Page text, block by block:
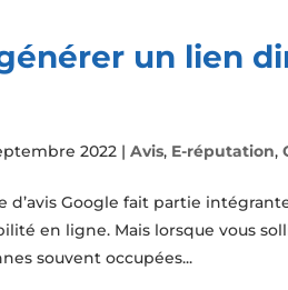
un lien
2022 |Avis, E-réputation,
d’avis Google fait partie
en ligne. Mais lorsque vous
souvent occupées...